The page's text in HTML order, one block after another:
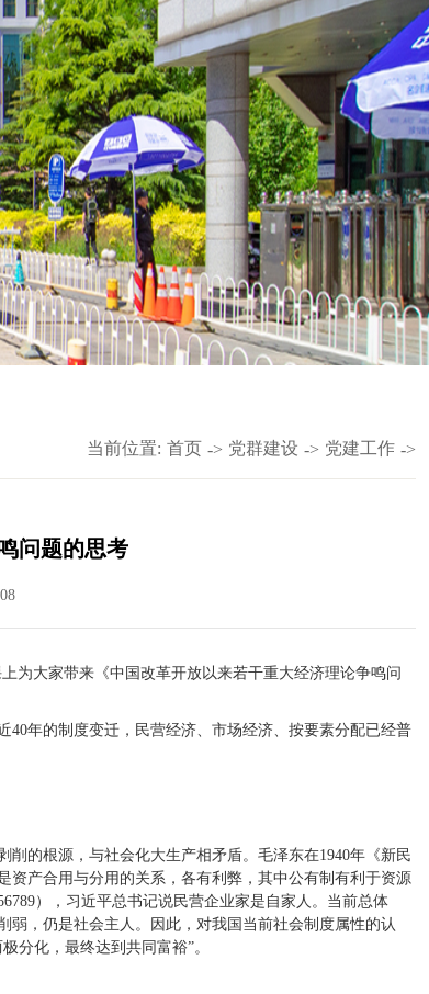
当前位置: 首页 -> 党群建设 -> 党建工作 ->
问题的思考
为大家带来《中国改革开放以来若干重大经济理论争鸣问
年的制度变迁，民营经济、市场经济、按要素分配已经普
的根源，与社会化大生产相矛盾。毛泽东在1940年《新民
资产合用与分用的关系，各有利弊，其中公有制有利于资源
），习近平总书记说民营企业家是自家人。当前总体
，仍是社会主人。因此，对我国当前社会制度属性的认
分化，最终达到共同富裕”。